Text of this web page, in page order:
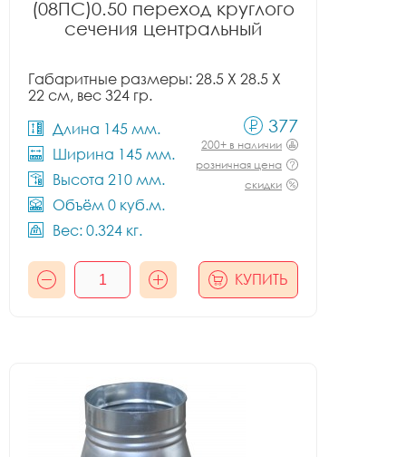
(08ПС)0.50 переход круглого
сечения центральный
Габаритные размеры: 28.5 X 28.5 X
22 см, вес 324 гр.
Длина 145 мм.
Ширина 145 мм.
Высота 210 мм.
Объём 0 куб.м.
Вес: 0.324 кг.
377
200+ в наличии
розничная цена
скидки
КУПИТЬ